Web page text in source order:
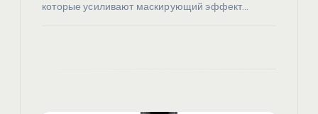
которые усиливают маскирующий эффект…